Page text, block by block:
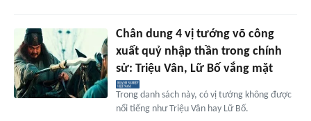
Chân dung 4 vị tướng võ công
xuất quỷ nhập thần trong chính
sử: Triệu Vân, Lữ Bố vắng mặt
Trong danh sách này, có vị tướng không được
nổi tiếng như Triệu Vân hay Lữ Bố.